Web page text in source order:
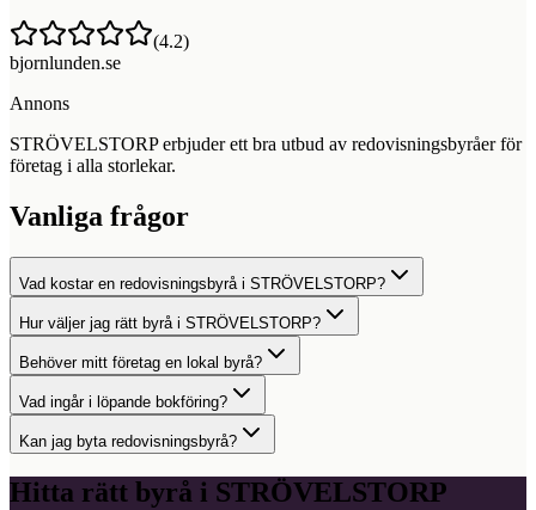
(4.2)
bjornlunden.se
Annons
STRÖVELSTORP erbjuder ett bra utbud av redovisningsbyråer för
företag i alla storlekar.
Vanliga frågor
Vad kostar en redovisningsbyrå i STRÖVELSTORP?
Hur väljer jag rätt byrå i STRÖVELSTORP?
Behöver mitt företag en lokal byrå?
Vad ingår i löpande bokföring?
Kan jag byta redovisningsbyrå?
Hitta rätt byrå i STRÖVELSTORP